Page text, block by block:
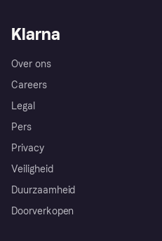
Klarna
Over ons
Careers
Legal
Pers
Privacy
Veiligheid
Duurzaamheid
Doorverkopen